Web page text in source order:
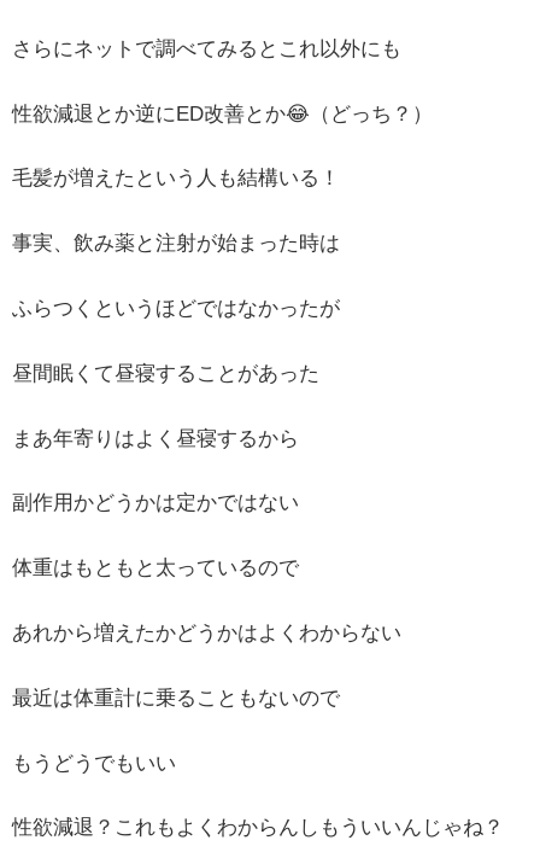
さらにネットで調べてみるとこれ以外にも
性欲減退とか逆にED改善とか😂（どっち？）
毛髪が増えたという人も結構いる！
事実、飲み薬と注射が始まった時は
ふらつくというほどではなかったが
昼間眠くて昼寝することがあった
まあ年寄りはよく昼寝するから
副作用かどうかは定かではない
体重はもともと太っているので
あれから増えたかどうかはよくわからない
最近は体重計に乗ることもないので
もうどうでもいい
性欲減退？これもよくわからんしもういいんじゃね？